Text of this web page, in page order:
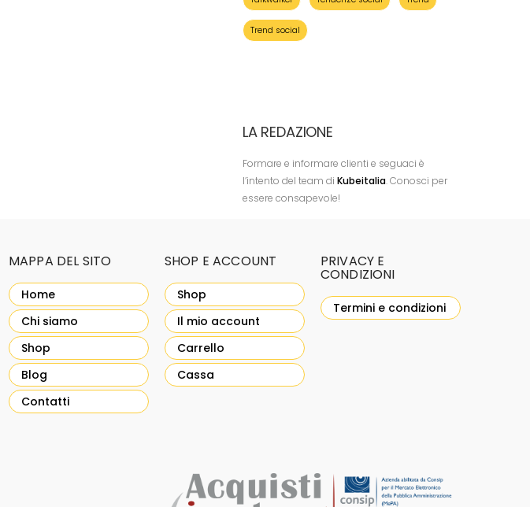
Trend social
LA REDAZIONE
Formare e informare clienti e seguaci è
l’intento del team di Kubeitalia. Conosci per
essere consapevole!
MAPPA DEL SITO
Home
Chi siamo
Shop
Blog
Contatti
SHOP E ACCOUNT
Shop
Il mio account
Carrello
Cassa
PRIVACY E
CONDIZIONI
Termini e condizioni